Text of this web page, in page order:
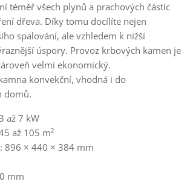
téměř všech plynů a prachových částic
dřeva. Díky tomu docílíte nejen
spalování, ale vzhledem k nižší
úspory. Provoz krbových kamen je
velmi ekonomický.
konvekční, vhodná i do
domů.
až 7 kW
až 105 m²
896 × 440 × 384 mm
mm